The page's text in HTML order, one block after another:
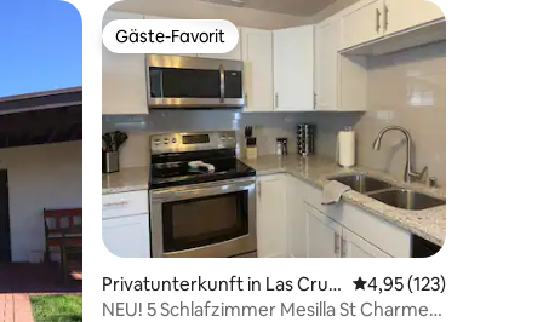
Bewertungen
Gäste-Favorit
Gäste-Favorit
Privatunterkunft in Las Cruc
es
Durchschnittliche
4,95 (123)
NEU! 5 Schlafzimmer Mesilla St Charmer